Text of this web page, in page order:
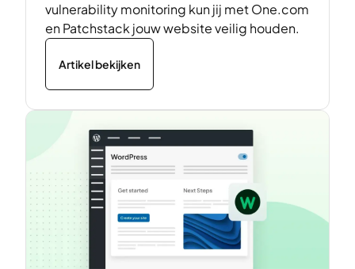
vulnerability monitoring kun jij met One.com
en Patchstack jouw website veilig houden.
Artikel bekijken